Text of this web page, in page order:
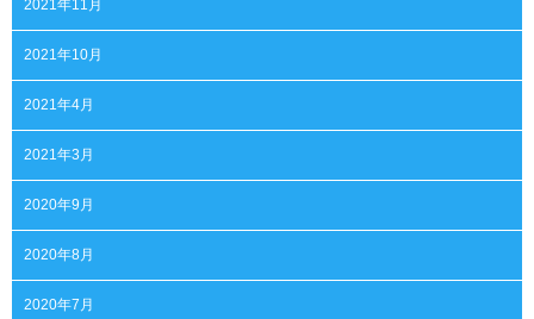
2021年11月
2021年10月
2021年4月
2021年3月
2020年9月
2020年8月
2020年7月